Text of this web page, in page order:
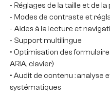
- Réglages de la taille et de
- Modes de contraste et
- Aides à la lecture et
- Support multilingue
• Optimisation des
ARIA, clavier)
• Audit de contenu : analyse
systématiques